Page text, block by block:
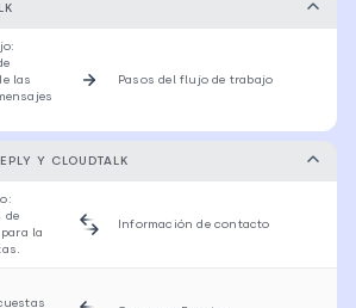
las
Pasos del flujo de trabajo
Y CLOUDTALK
de
la
Información de contacto